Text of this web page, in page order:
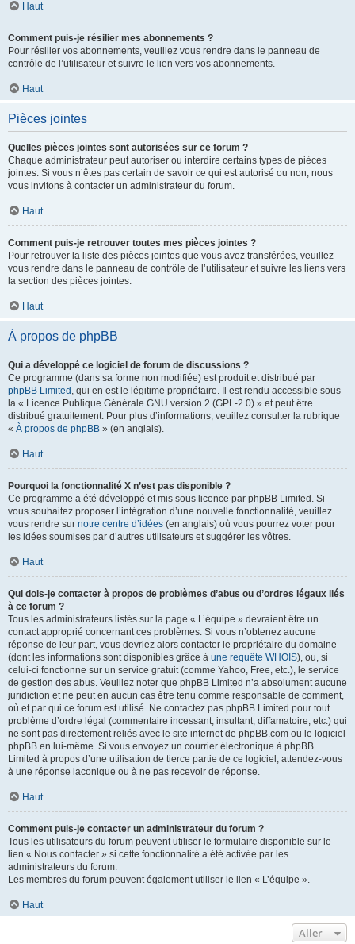
Haut
Comment puis-je résilier mes abonnements ?
Pour résilier vos abonnements, veuillez vous rendre dans le panneau de
contrôle de l’utilisateur et suivre le lien vers vos abonnements.
Haut
Pièces jointes
Quelles pièces jointes sont autorisées sur ce forum ?
Chaque administrateur peut autoriser ou interdire certains types de pièces
jointes. Si vous n’êtes pas certain de savoir ce qui est autorisé ou non, nous
vous invitons à contacter un administrateur du forum.
Haut
Comment puis-je retrouver toutes mes pièces jointes ?
Pour retrouver la liste des pièces jointes que vous avez transférées, veuillez
vous rendre dans le panneau de contrôle de l’utilisateur et suivre les liens vers
la section des pièces jointes.
Haut
À propos de phpBB
Qui a développé ce logiciel de forum de discussions ?
Ce programme (dans sa forme non modifiée) est produit et distribué par
phpBB Limited , qui en est le légitime propriétaire. Il est rendu accessible sous
la « Licence Publique Générale GNU version 2 (GPL-2.0) » et peut être
distribué gratuitement. Pour plus d’informations, veuillez consulter la rubrique
« À propos de phpBB » (en anglais).
Haut
Pourquoi la fonctionnalité X n’est pas disponible ?
Ce programme a été développé et mis sous licence par phpBB Limited. Si
vous souhaitez proposer l’intégration d’une nouvelle fonctionnalité, veuillez
vous rendre sur notre centre d’idées (en anglais) où vous pourrez voter pour
les idées soumises par d’autres utilisateurs et suggérer les vôtres.
Haut
Qui dois-je contacter à propos de problèmes d’abus ou d’ordres légaux liés
à ce forum ?
Tous les administrateurs listés sur la page « L’équipe » devraient être un
contact approprié concernant ces problèmes. Si vous n’obtenez aucune
réponse de leur part, vous devriez alors contacter le propriétaire du domaine
(dont les informations sont disponibles grâce à une requête WHOIS), ou, si
celui-ci fonctionne sur un service gratuit (comme Yahoo, Free, etc.), le service
de gestion des abus. Veuillez noter que phpBB Limited n’a absolument aucune
juridiction et ne peut en aucun cas être tenu comme responsable de comment,
où et par qui ce forum est utilisé. Ne contactez pas phpBB Limited pour tout
problème d’ordre légal (commentaire incessant, insultant, diffamatoire, etc.) qui
ne sont pas directement reliés avec le site internet de phpBB.com ou le logiciel
phpBB en lui-même. Si vous envoyez un courrier électronique à phpBB
Limited à propos d’une utilisation de tierce partie de ce logiciel, attendez-vous
à une réponse laconique ou à ne pas recevoir de réponse.
Haut
Comment puis-je contacter un administrateur du forum ?
Tous les utilisateurs du forum peuvent utiliser le formulaire disponible sur le
lien « Nous contacter » si cette fonctionnalité a été activée par les
administrateurs du forum.
Les membres du forum peuvent également utiliser le lien « L’équipe ».
Haut
Aller